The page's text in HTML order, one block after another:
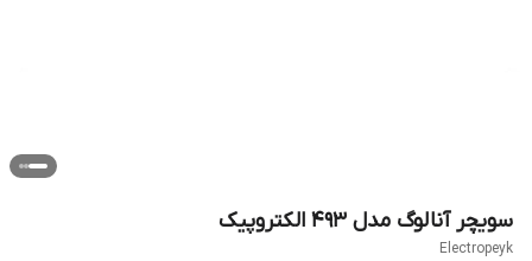
سویچر آنالوگ مدل ۴۹۳ الکتروپیک
Electropeyk